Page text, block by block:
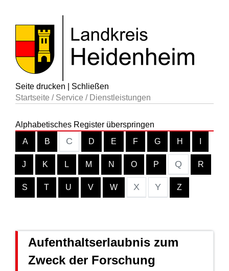
Seite drucken
Schließen
Startseite / Service / Dienstleistungen
Alphabetisches Register überspringen
A
B C D E F G H
J K L M N O P Q R
S T U V W X Y Z
Aufenthaltserlaubnis zum
Zweck der Forschung